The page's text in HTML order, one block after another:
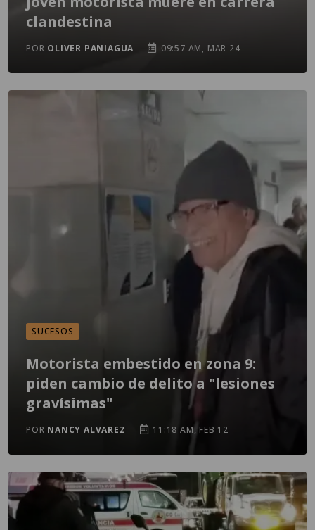
clandestina
POR OLIVER PANIAGUA 09:57 AM, MAR 24
SUCESOS
Motorista embestido en zona 9:
piden cambio de delito a "lesiones
gravísimas"
POR NANCY ALVAREZ 11:18 AM, FEB 12